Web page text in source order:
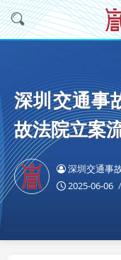
深圳交通事
故法院立案
深圳交通事
2025-06-06